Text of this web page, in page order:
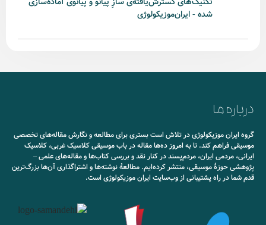
شده - ایران‌موزیکولوژی
درباره ما
گروه ایران موزیکولوژی در تلاش است بستری برای مطالعه و نگارش مقاله‌های تخصصی
موسیقی فراهم کند. تا به امروز ده‌ها مقاله در باب موسیقی کلاسیک غربی، کلاسیک
ایرانی، مردمی ایران، مردم‌پسند در کنار نقد و بررسی کتاب‌ها و مقاله‌های علمی –
پژوهشی حوزۀ موسیقی، منتشر کرده‌ایم. مطالعۀ نوشته‌ها و اشتراگذاری آن‌ها بزرگ‌ترین
قدم شما در راه پشتیبانی از وب‌سایت ایران موزیکولوژی است.